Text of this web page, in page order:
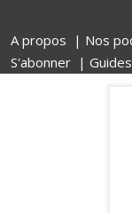
A propos | Nos
S'abonner | Guides